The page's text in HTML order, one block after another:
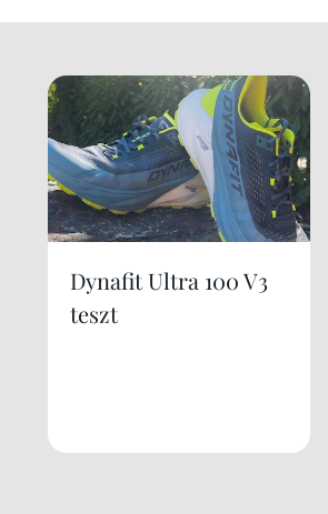
Dynafit Ultra 100 V3
teszt